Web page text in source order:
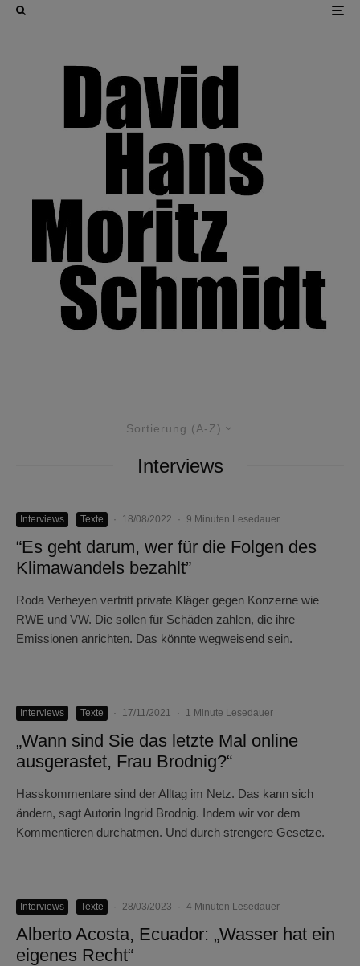
Sortierung (A-Z)
Interviews
Interviews Texte · 18/08/2022 · 9 Minuten Lesedauer
“Es geht darum, wer für die Folgen des
Klimawandels bezahlt”
Roda Verheyen vertritt private Kläger gegen Konzerne wie
RWE und VW. Die sollen für Schäden zahlen, die ihre
Emissionen anrichten. Das könnte wegweisend sein.
Interviews Texte · 17/11/2021 · 1 Minute Lesedauer
„Wann sind Sie das letzte Mal online
ausgerastet, Frau Brodnig?“
Hasskommentare sind der Alltag im Netz. Das kann sich
ändern, sagt Autorin Ingrid Brodnig. Indem wir vor dem
Kommentieren durchatmen. Und durch strengere Gesetze.
Interviews Texte · 28/03/2023 · 4 Minuten Lesedauer
Alberto Acosta, Ecuador: „Wasser hat ein
eigenes Recht“